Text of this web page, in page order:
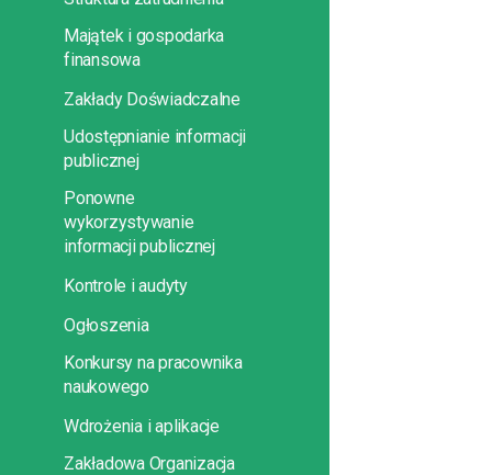
Majątek i gospodarka
finansowa
Zakłady Doświadczalne
Udostępnianie informacji
publicznej
Ponowne
wykorzystywanie
informacji publicznej
Kontrole i audyty
Ogłoszenia
Konkursy na pracownika
naukowego
Wdrożenia i aplikacje
Zakładowa Organizacja